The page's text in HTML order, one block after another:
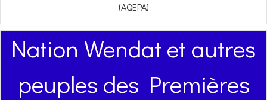
(AQEPA)
Nation Wendat et autres
peuples des Premières